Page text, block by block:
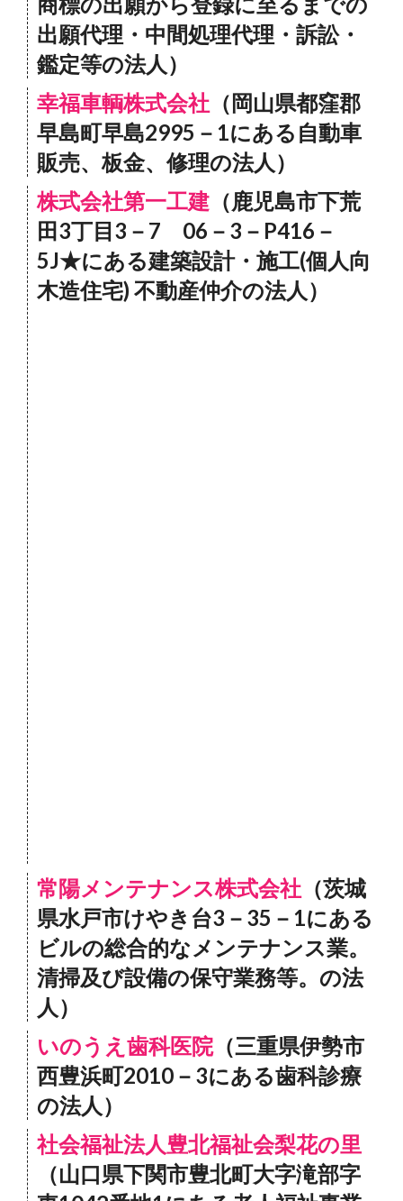
出願代理・中間処理代理・訴訟・
鑑定等の法人）
幸福車輌株式会社 （岡山県都窪郡
早島町早島2995－1にある自動車
販売、板金、修理の法人）
株式会社第一工建 （鹿児島市下荒
田3丁目3－7 06－3－P416－
5J★にある建築設計・施工(個人向
木造住宅) 不動産仲介の法人）
常陽メンテナンス株式会社 （茨城
県水戸市けやき台3－35－1にある
ビルの総合的なメンテナンス業。
清掃及び設備の保守業務等。の法
人）
いのうえ歯科医院（三重県伊勢市
西豊浜町2010－3にある歯科診療
の法人）
社会福祉法人豊北福祉会梨花の里
（山口県下関市豊北町大字滝部字